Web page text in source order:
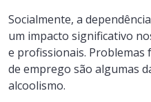
Socialmente, a
um impacto significativo
e profissionais. Problemas
de emprego são algumas
alcoolismo.